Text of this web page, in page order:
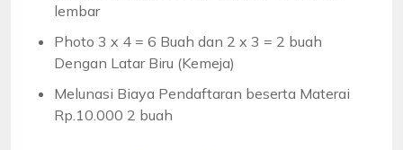
lembar
Photo 3 x 4 = 6 Buah dan 2 x 3 = 2 buah
Dengan Latar Biru (Kemeja)
Melunasi Biaya Pendaftaran beserta Materai
Rp.10.000 2 buah